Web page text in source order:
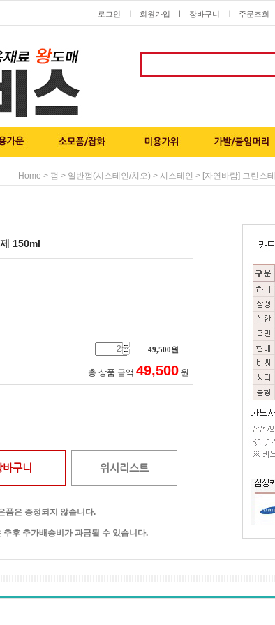
로그인 회원가입 ㅣ 장바구니 주문조회
Home > 펌 > 일반펌(시스테인/치오) > 시스테인 > [자연바람] 그린스
150ml
49,500원
총 상품 금액 49,500 원
바구니 위시리스트
품은 증정되지 않습니다.
후 추가배송비가 과금될 수 있습니다.